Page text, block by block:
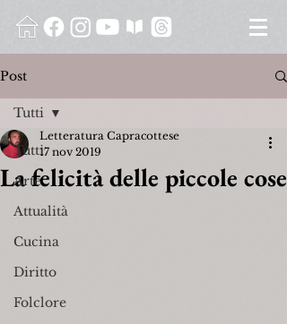
Post
Tutti
Arte
Attualità
Cucina
Diritto
Folclore
Tutti
La felicità delle piccole cose
Letteratura Capracottese
17 nov 2019